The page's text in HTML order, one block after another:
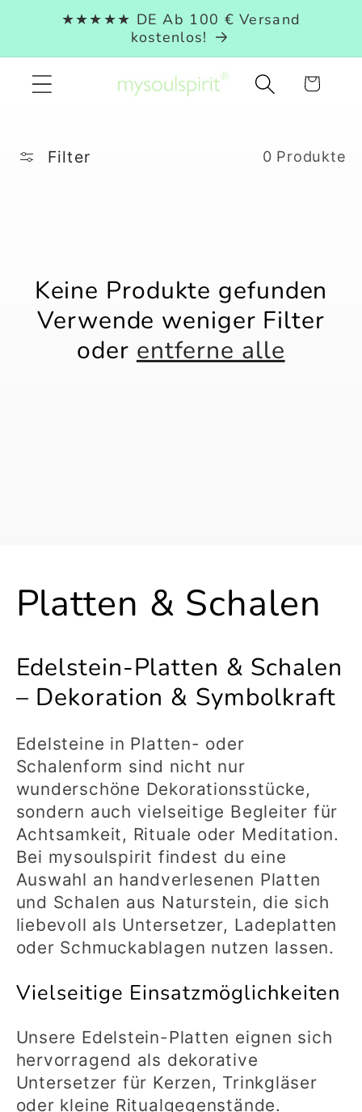
zum★★★★★ DE Ab 100 € Versand
kostenlos!
Warenkorb
Filter 0 Produkte
Keine Produkte gefunden
Verwende weniger Filter
oderentferne alle
K
a
t
e
g
o
r
i
e
:
Platten & Schalen
Edelstein-Platten & Schalen
– Dekoration & Symbolkraft
Edelsteine in Platten- oder
Schalenform sind nicht nur
wunderschöne Dekorationsstücke,
sondern auch vielseitige Begleiter für
Achtsamkeit, Rituale oder Meditation.
Bei mysoulspirit findest du eine
Auswahl an handverlesenen Platten
und Schalen aus Naturstein, die sich
liebevoll als Untersetzer, Ladeplatten
oder Schmuckablagen nutzen lassen.
Vielseitige Einsatzmöglichkeiten
Unsere Edelstein-Platten eignen sich
hervorragend als dekorative
Untersetzer für Kerzen, Trinkgläser
oder kleine Ritualgegenstände.